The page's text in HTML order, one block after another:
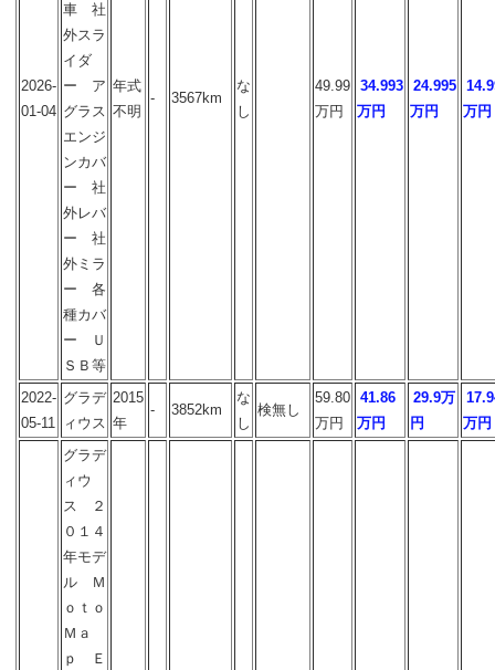
2026-
01-04
車 社
外スラ
イダ
ー ア
グラス
エンジ
ンカバ
ー 社
外レバ
ー 社
外ミラ
ー 各
種カバ
ー Ｕ
ＳＢ等
年式
不明
- 3567km
な
し
49.99
万円
34.993
万円
24.995
万円
万円
2022-
05-11
グラデ
ィウス
2015
年
- 3852km
な
し
検無し
59.80
万円
41.86
万円
29.9万
円
万円
グラデ
ィウ
ス ２
０１４
年モデ
ル Ｍ
ｏｔｏ
Ｍａ
ｐ Ｅ